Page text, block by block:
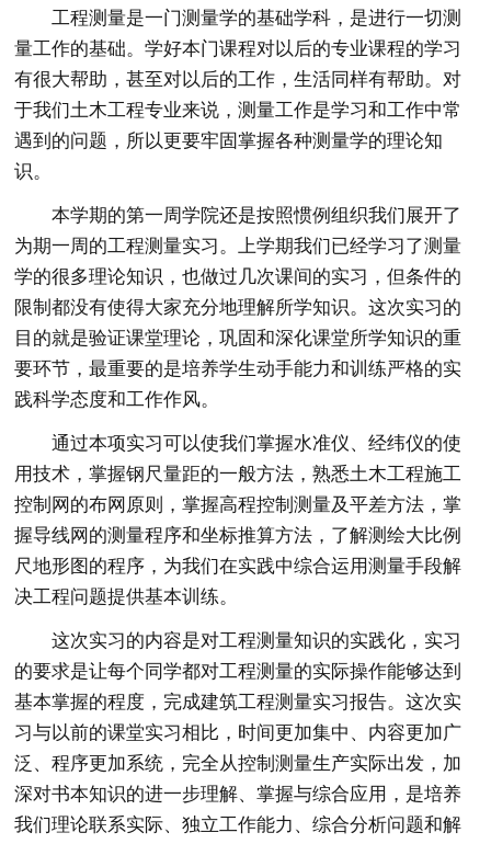
工程测量是一门测量学的基础学科，是进行一切测
量工作的基础。学好本门课程对以后的专业课程的学习
有很大帮助，甚至对以后的工作，生活同样有帮助。对
于我们土木工程专业来说，测量工作是学习和工作中常
遇到的问题，所以更要牢固掌握各种测量学的理论知
识。
本学期的第一周学院还是按照惯例组织我们展开了
为期一周的工程测量实习。上学期我们已经学习了测量
学的很多理论知识，也做过几次课间的实习，但条件的
限制都没有使得大家充分地理解所学知识。这次实习的
目的就是验证课堂理论，巩固和深化课堂所学知识的重
要环节，最重要的是培养学生动手能力和训练严格的实
践科学态度和工作作风。
通过本项实习可以使我们掌握水准仪、经纬仪的使
用技术，掌握钢尺量距的一般方法，熟悉土木工程施工
控制网的布网原则，掌握高程控制测量及平差方法，掌
握导线网的测量程序和坐标推算方法，了解测绘大比例
尺地形图的程序，为我们在实践中综合运用测量手段解
决工程问题提供基本训练。
这次实习的内容是对工程测量知识的实践化，实习
的要求是让每个同学都对工程测量的实际操作能够达到
基本掌握的程度，完成建筑工程测量实习报告。这次实
习与以前的课堂实习相比，时间更加集中、内容更加广
泛、程序更加系统，完全从控制测量生产实际出发，加
深对书本知识的进一步理解、掌握与综合应用，是培养
我们理论联系实际、独立工作能力、综合分析问题和解